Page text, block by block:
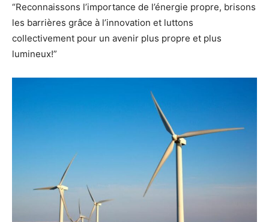
“Reconnaissons l’importance de l’énergie propre, brisons
les barrières grâce à l’innovation et luttons
collectivement pour un avenir plus propre et plus
lumineux!”